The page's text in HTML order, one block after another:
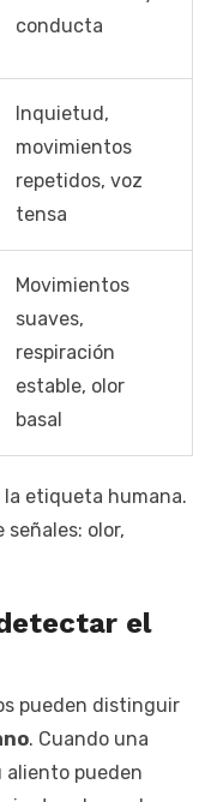
conducta
Inquietud,
movimientos
repetidos, voz
tensa
Movimientos
suaves,
respiración
estable, olor
basal
la etiqueta humana.
olor,
el
pueden distinguir
. Cuando una
aliento pueden